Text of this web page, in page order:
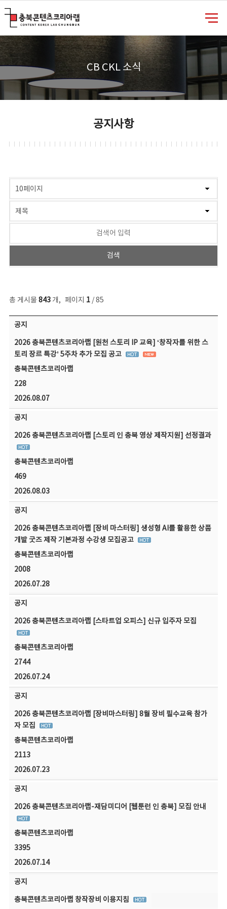
CB CKL 소식
공지사항
총 게시물 843개, 페이지 1/ 85
공지사항 목록 - 번호, 제목, 작성자, 파일, 조회수, 작성일 정보 제공
공지
2026 충북콘텐츠코리아랩 [원천 스토리 IP 교육] ‘창작자를 위한 스
토리 장르 특강’ 5주차 추가 모집 공고
충북콘텐츠코리아랩
228
2026.08.07
공지
2026 충북콘텐츠코리아랩 [스토리 인 충북 영상 제작지원] 선정결과
충북콘텐츠코리아랩
469
2026.08.03
공지
2026 충북콘텐츠코리아랩 [장비 마스터링] 생성형 AI를 활용한 상품
개발 굿즈 제작 기본과정 수강생 모집공고
충북콘텐츠코리아랩
2008
2026.07.28
공지
2026 충북콘텐츠코리아랩 [스타트업 오피스] 신규 입주자 모집
충북콘텐츠코리아랩
2744
2026.07.24
공지
2026 충북콘텐츠코리아랩 [장비마스터링] 8월 장비 필수교육 참가
자 모집
충북콘텐츠코리아랩
2113
2026.07.23
공지
2026 충북콘텐츠코리아랩-재담미디어 [웹툰런 인 충북] 모집 안내
충북콘텐츠코리아랩
3395
2026.07.14
공지
충북콘텐츠코리아랩 창작장비 이용지침